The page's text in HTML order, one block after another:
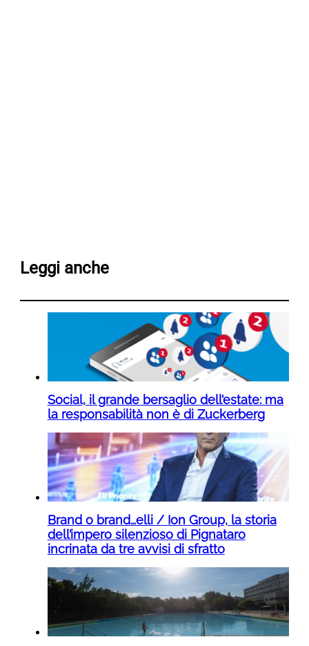
Leggi anche
Social, il grande bersaglio dell’estate: ma
la responsabilità non è di Zuckerberg
Brand o brand…elli / Ion Group, la storia
dell’impero silenzioso di Pignataro
incrinata da tre avvisi di sfratto